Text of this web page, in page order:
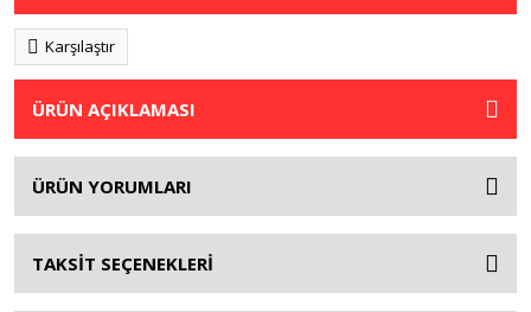
Karşılaştır
ÜRÜN AÇIKLAMASI
ÜRÜN YORUMLARI
TAKSİT SEÇENEKLERİ